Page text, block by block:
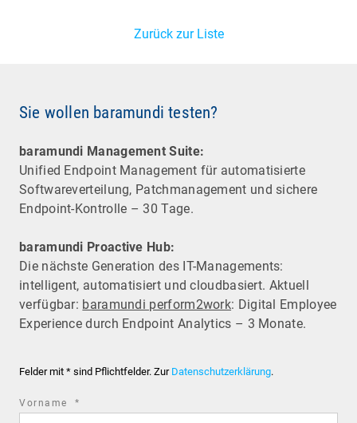
Zurück zur Liste
Sie wollen baramundi testen?
baramundi Management Suite:
Unified Endpoint Management für automatisierte
Software­verteilung, Patchmanagement und sichere
Endpoint-Kontrolle – 30 Tage.
baramundi Proactive Hub:
Die nächste Generation des IT-Managements:
intelligent, automatisiert und cloudbasiert. Aktuell
verfügbar: baramundi perform2work: Digital Employee
Experience durch Endpoint Analytics – 3 Monate.
Felder mit * sind Pflichtfelder. Zur Datenschutzerklärung.
Vorname *